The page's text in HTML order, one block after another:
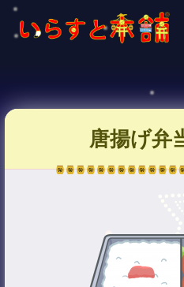
唐揚げ弁